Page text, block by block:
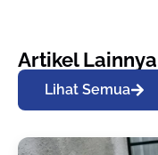
Artikel Lainnya
Lihat Semua